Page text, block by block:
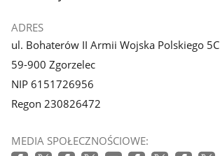
ADRES
ul. Bohaterów II Armii Wojska Polskiego 5C
59-900 Zgorzelec
NIP 6151726956
Regon 230826472
MEDIA SPOŁECZNOŚCIOWE: